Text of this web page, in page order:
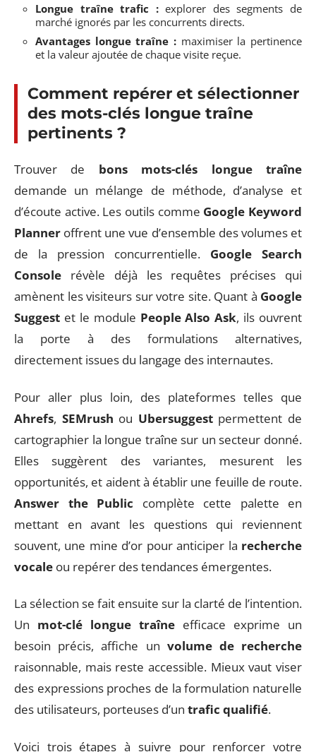
Longue traîne trafic :explorer des segments de
marché ignorés par les concurrents directs.
Avantages longue traîne : maximiser la pertinence
et la valeur ajoutée de chaque visite reçue.
Comment repérer et sélectionner
des mots-clés longue traîne
pertinents ?
Trouver de bons mots-clés longue traîne
demande un mélange de méthode, d’analyse et
d’écoute active. Les outils comme Google Keyword
Planner offrent une vue d’ensemble des volumes et
de la pression concurrentielle. Google Search
Console révèle déjà les requêtes précises qui
amènent les visiteurs sur votre site. Quant à Google
Suggest et le module People Also Ask, ils ouvrent
la porte à des formulations alternatives,
directement issues du langage des internautes.
Pour aller plus loin, des plateformes telles que
Ahrefs, SEMrush ou Ubersuggestpermettent de
cartographier la longue traîne sur un secteur donné.
Elles suggèrent des variantes, mesurent les
opportunités, et aident à établir une feuille de route.
Answer the Public complète cette palette en
mettant en avant les questions qui reviennent
souvent, une mine d’or pour anticiper la recherche
vocale ou repérer des tendances émergentes.
La sélection se fait ensuite sur la clarté de l’intention.
Un mot-clé longue traîne efficace exprime un
besoin précis, affiche un volume de recherche
raisonnable, mais reste accessible. Mieux vaut viser
des expressions proches de la formulation naturelle
des utilisateurs, porteuses d’un trafic qualifié.
Voici trois étapes à suivre pour renforcer votre